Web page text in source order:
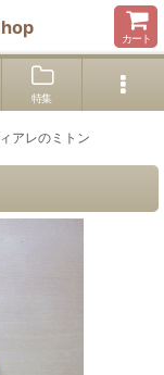
カート
特集
アレのミトン